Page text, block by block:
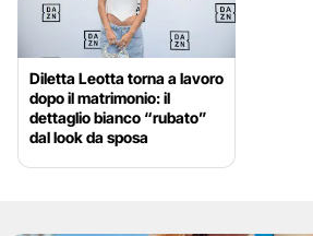
Diletta Leotta torna a lavoro
dopo il matrimonio: il
dettaglio bianco “rubato”
dal look da sposa